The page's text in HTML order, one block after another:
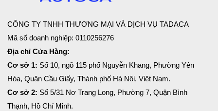
CÔNG TY TNHH THƯƠNG MẠI VÀ DỊCH VỤ TADACA
Mã số doanh nghiệp: 0110256276
Địa chỉ Cửa Hàng:
Cơ sở 1: Số 10, ngõ 115 phố Nguyễn Khang, Phường Yên
Hòa, Quận Cầu Giấy, Thành phố Hà Nội, Việt Nam.
Cơ sở 2: Số 5/31 Nơ Trang Long, Phường 7, Quận Bình
Thạnh, Hồ Chí Minh.